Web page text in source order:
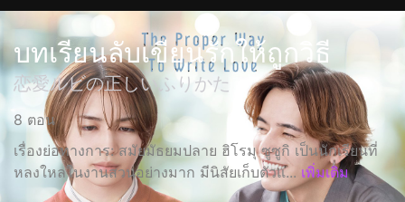
บทเรียนลับเขียนรักให้ถูกวิธี
恋愛ルビの正しいふりかた
8 ตอน
เรื่องย่อทางการ: สมัยมัธยมปลาย ฮิโรมุ ซูซูกิ เป็นนักเรียนที่
หลงใหลในงานสวนอย่างมาก มีนิสัยเก็บตัวแ... เพิ่มเติม